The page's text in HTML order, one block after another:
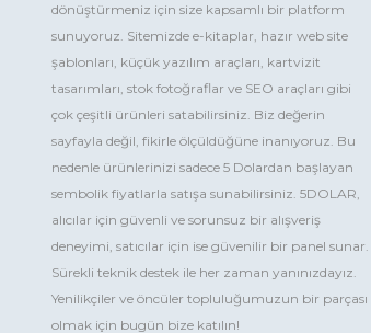
dönüştürmeniz için size kapsamlı bir platform
sunuyoruz. Sitemizde e-kitaplar, hazır web site
şablonları, küçük yazılım araçları, kartvizit
tasarımları, stok fotoğraflar ve SEO araçları gibi
çok çeşitli ürünleri satabilirsiniz. Biz değerin
sayfayla değil, fikirle ölçüldüğüne inanıyoruz. Bu
nedenle ürünlerinizi sadece 5 Dolardan başlayan
sembolik fiyatlarla satışa sunabilirsiniz. 5DOLAR,
alıcılar için güvenli ve sorunsuz bir alışveriş
deneyimi, satıcılar için ise güvenilir bir panel sunar.
Sürekli teknik destek ile her zaman yanınızdayız.
Yenilikçiler ve öncüler topluluğumuzun bir parçası
olmak için bugün bize katılın!